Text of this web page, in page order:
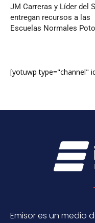
JM Carreras y Líder del
entregan recursos a las
Escuelas Normales
[yotuwp type="channel"
Emisor es un medio